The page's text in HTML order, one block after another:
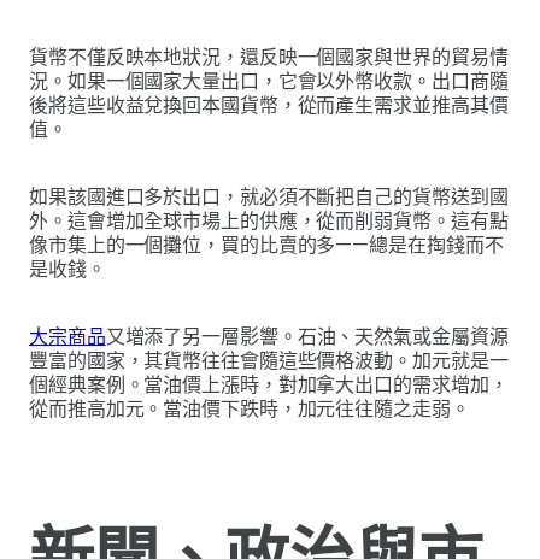
貨幣不僅反映本地狀況，還反映一個國家與世界的貿易情
況。如果一個國家大量出口，它會以外幣收款。出口商隨
後將這些收益兌換回本國貨幣，從而產生需求並推高其價
值。
如果該國進口多於出口，就必須不斷把自己的貨幣送到國
外。這會增加全球市場上的供應，從而削弱貨幣。這有點
像市集上的一個攤位，買的比賣的多——總是在掏錢而不
是收錢。
大宗商品又增添了另一層影響。石油、天然氣或金屬資源
豐富的國家，其貨幣往往會隨這些價格波動。加元就是一
個經典案例。當油價上漲時，對加拿大出口的需求增加，
從而推高加元。當油價下跌時，加元往往隨之走弱。